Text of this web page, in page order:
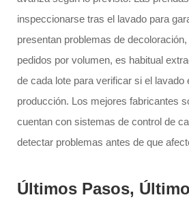
inspeccionarse tras el lavado para
presentan problemas de
pedidos por volumen, es habitual
de cada lote para verificar si el lavado
producción. Los mejores fabricantes
cuentan con sistemas de control de
detectar problemas antes de que
Últimos Pasos,